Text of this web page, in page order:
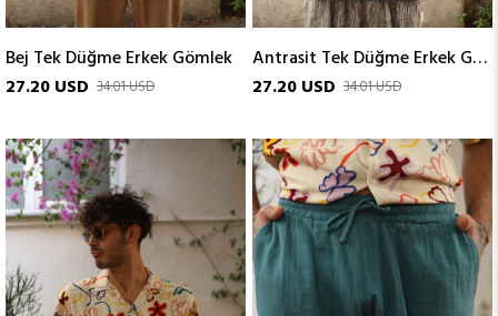
Bej Tek Düğme Erkek Gömlek
27.20 USD 34.01 USD
Antrasit Tek Düğme Erkek Gömlek
27.20 USD 34.01 USD